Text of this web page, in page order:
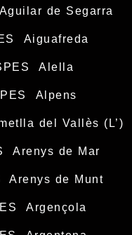
de Segarra
Aiguafreda
Alella
Alpens
del Vallès (L’)
Arenys de Mar
Arenys de Munt
Argençola